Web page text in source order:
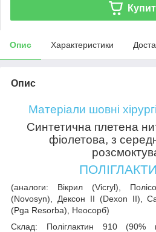
Опис Характеристики
Опис
Матеріали шовні
Синтетична плетена
фіолетова, з
(аналоги: Вікрил (Vicryl),
(Novosyn), Дексон ІІ (Dexon II),
(Pga Resorba), Неосорб)
Склад: Поліглактин 910 (90%